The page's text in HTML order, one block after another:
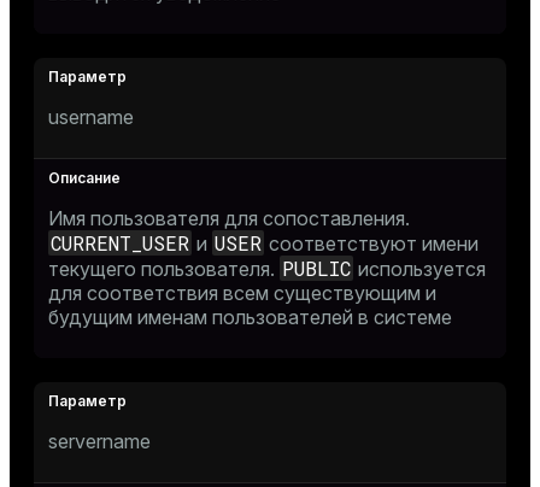
username
Имя пользователя для сопоставления.
CURRENT_USER и USER соответствуют имени
текущего пользователя. PUBLIC используется
для соответствия всем существующим и
будущим именам пользователей в системе
servername